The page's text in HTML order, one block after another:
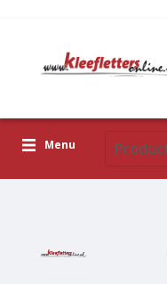
Menu